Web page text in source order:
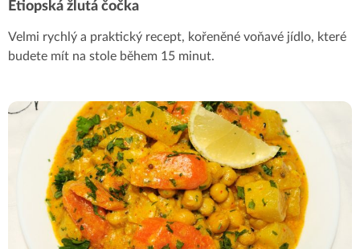
Etiopská žlutá čočka
Velmi rychlý a praktický recept, kořeněné voňavé jídlo, které
budete mít na stole během 15 minut.